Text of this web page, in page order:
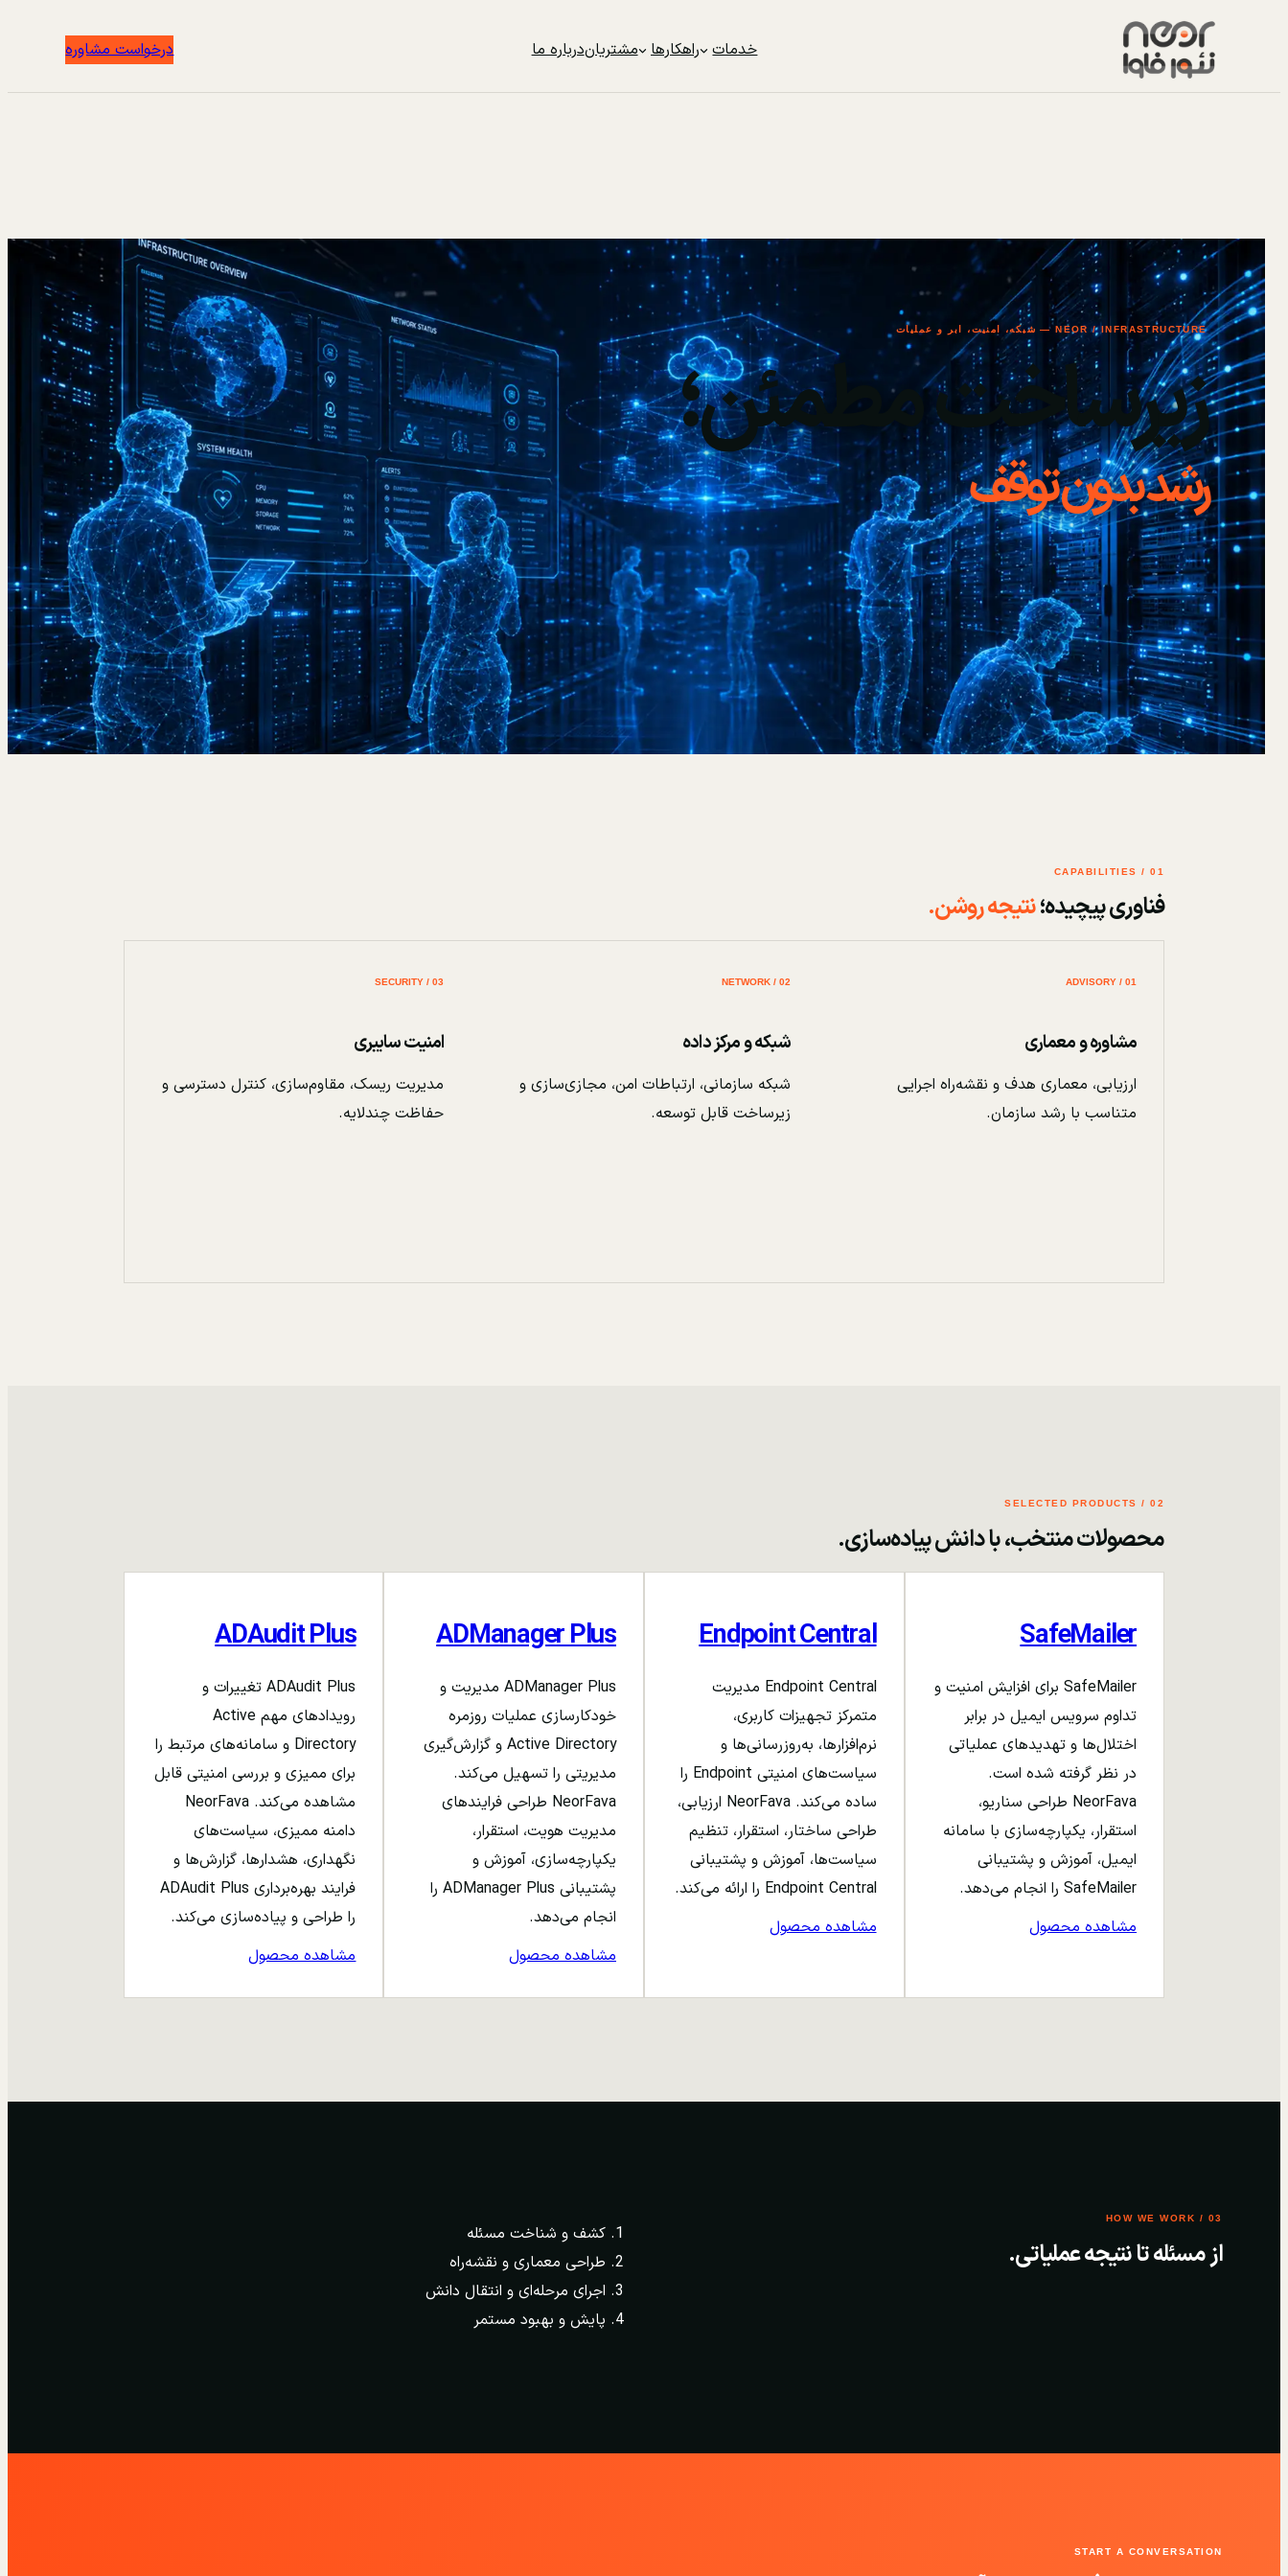
خدمات راهکارها مشتریاندرباره ما درخواست مشاوره
NEOR / INFRASTRUCTURE — شبکه، امنیت، ابر و عملیات
زیرساخت مطمئن؛
رشد بدون توقف
01 / CAPABILITIES
فناوری پیچیده؛نتیجه روشن.
01 / ADVISORY
مشاوره و معماری
ارزیابی، معماری هدف و نقشه‌راه اجرایی
متناسب با رشد سازمان.
02 / NETWORK
شبکه و مرکز داده
شبکه سازمانی، ارتباطات امن، مجازی‌سازی و
زیرساخت قابل توسعه.
03 / SECURITY
امنیت سایبری
مدیریت ریسک، مقاوم‌سازی، کنترل دسترسی و
حفاظت چندلایه.
02 / SELECTED PRODUCTS
محصولات منتخب، با دانش پیاده‌سازی.
SafeMailer
SafeMailer برای افزایش امنیت و
تداوم سرویس ایمیل در برابر
اختلال‌ها و تهدیدهای عملیاتی
در نظر گرفته شده است.
NeorFava طراحی سناریو،
استقرار، یکپارچه‌سازی با سامانه
ایمیل، آموزش و پشتیبانی
SafeMailer را انجام می‌دهد.
مشاهده محصول
Endpoint Central
Endpoint Central مدیریت
متمرکز تجهیزات کاربری،
نرم‌افزارها، به‌روزرسانی‌ها و
سیاست‌های امنیتی Endpoint را
ساده می‌کند. NeorFava ارزیابی،
طراحی ساختار، استقرار، تنظیم
سیاست‌ها، آموزش و پشتیبانی
Endpoint Central را ارائه می‌کند.
مشاهده محصول
ADManager Plus
ADManager Plus مدیریت و
خودکارسازی عملیات روزمره
Active Directory و گزارش‌گیری
مدیریتی را تسهیل می‌کند.
NeorFava طراحی فرایندهای
مدیریت هویت، استقرار،
یکپارچه‌سازی، آموزش و
پشتیبانی ADManager Plus را
انجام می‌دهد.
مشاهده محصول
ADAudit Plus
ADAudit Plus تغییرات و
رویدادهای مهم Active
Directory و سامانه‌های مرتبط را
برای ممیزی و بررسی امنیتی قابل
مشاهده می‌کند. NeorFava
دامنه ممیزی، سیاست‌های
نگهداری، هشدارها، گزارش‌ها و
فرایند بهره‌برداری ADAudit Plus
را طراحی و پیاده‌سازی می‌کند.
مشاهده محصول
03 / HOW WE WORK
از مسئله تا نتیجه عملیاتی.
کشف و شناخت مسئله
طراحی معماری و نقشه‌راه
اجرای مرحله‌ای و انتقال دانش
پایش و بهبود مستمر
START A CONVERSATION